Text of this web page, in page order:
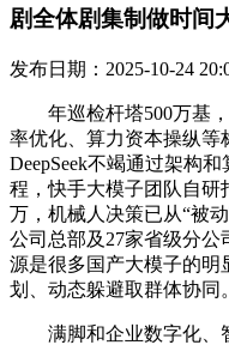
剧全体剧集制做时间
发布日期：2025-10-24
年巡检杆塔500万基，
率优化、算力资本操纵等
DeepSeek不竭通过架构
程，快手大模子团队自研
万，机械人决策已从“被
公司总部及27家省级分
源是很多国产大模子的明
划、动态躲避取群体协同
满脚和企业数字化、